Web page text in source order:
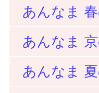
あんなま
あんなま
あんなま